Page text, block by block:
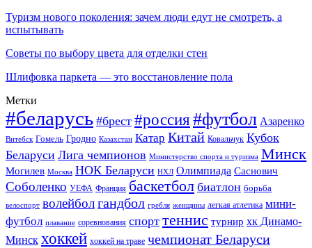
Туризм нового поколения: зачем люди едут не смотреть, а
испытывать
Советы по выбору цвета для отделки стен
Шлифовка паркета — это восстановление пола
Метки
#беларусь #брест #россия#футбол Азаренко
Витебск Гомель Гродно Казахстан Катар Китай Ковальчук Кубок
Беларуси Лига чемпионов Министерство спорта и туризма Минск
Могилев Москва НОК Беларуси НХЛ Олимпиада Саснович
Соболенко УЕФА Франция баскетбол биатлон борьба
велоспорт волейболгандбол гребля женщины легкая атлетика мини-
футбол плавание соревнования спорт теннис турнир хк Динамо-
Минск хоккей хоккей на траве чемпионат Беларуси